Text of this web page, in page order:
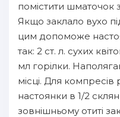
помістити шматочок
Якщо заклало вухо
цим допоможе
так: 2 ст. л. сухих
мл горілки.
місці. Для компресів
настоянки в 1/2
зовнішньому отиті